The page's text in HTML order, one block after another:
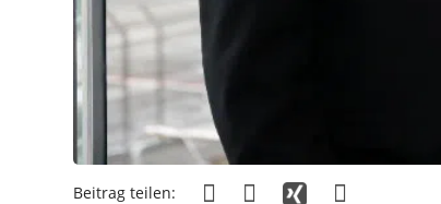
Beitrag teilen: